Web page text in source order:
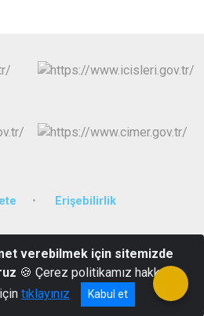
Erişebilirlik
No:42
verebilmek için sitemizde
🍪 Çerez politikamız hakkında
tıklayınız Kabul et